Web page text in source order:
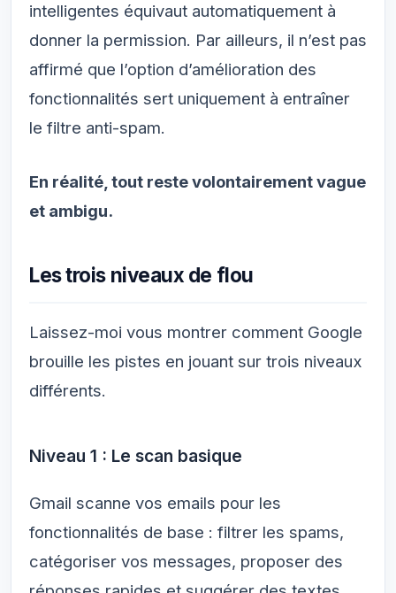
intelligentes équivaut automatiquement à
donner la permission. Par ailleurs, il n’est pas
affirmé que l’option d’amélioration des
fonctionnalités sert uniquement à entraîner
le filtre anti-spam.
En réalité, tout reste volontairement vague
et ambigu.
Les trois niveaux de flou
Laissez-moi vous montrer comment Google
brouille les pistes en jouant sur trois niveaux
différents.
Niveau 1 : Le scan basique
Gmail scanne vos emails pour les
fonctionnalités de base : filtrer les spams,
catégoriser vos messages, proposer des